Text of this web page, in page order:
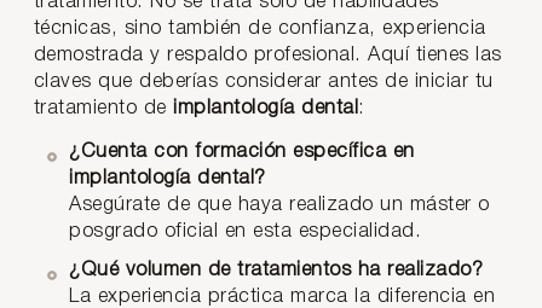
técnicas, sino también de confianza, experiencia
demostrada y respaldo profesional. Aquí tienes las
claves que deberías considerar antes de iniciar tu
tratamiento de implantología dental :
¿Cuenta con formación específica en
implantología dental?
Asegúrate de que haya realizado un máster o
posgrado oficial en esta especialidad.
¿Qué volumen de tratamientos ha realizado?
La experiencia práctica marca la diferencia en